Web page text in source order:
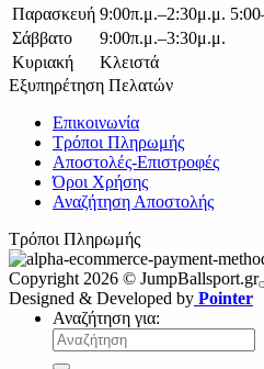
Παρασκευή 9:00π.μ.–2:30μ.μ.
Σάββατο
9:00π.μ.–3:30μ.μ.
Κυριακή
Κλειστά
Εξυπηρέτηση Πελατών
Επικοινωνία
Τρόποι Πληρωμής
Αποστολές-Επιστροφές
Όροι Χρήσης
Αναζήτηση Αποστολής
Τρόποι Πληρωμής
Copyright 2026 © JumpBallsport.gr
Designed & Developed by Pointer
Αναζήτηση για: